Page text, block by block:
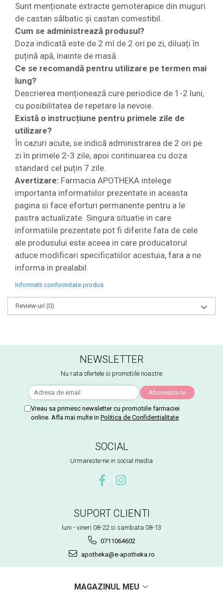
Sunt menționate extracte gemoterapice din muguri
de castan sălbatic și castan comestibil.
Cum se administrează produsul?
Doza indicată este de 2 ml de 2 ori pe zi, diluați în
puțină apă, înainte de masă.
Ce se recomandă pentru utilizare pe termen mai
lung?
Descrierea menționează cure periodice de 1-2 luni,
cu posibilitatea de repetare la nevoie.
Există o instrucțiune pentru primele zile de
utilizare?
În cazuri acute, se indică administrarea de 2 ori pe
zi în primele 2-3 zile, apoi continuarea cu doza
standard cel puțin 7 zile.
Avertizare: Farmacia APOTHEKA intelege
importanta informatiilor prezentate in aceasta
pagina si face eforturi permanente pentru a le
pastra actualizate. Singura situatie in care
informatiile prezentate pot fi diferite fata de cele
ale produsului este aceea in care producatorul
aduce modificari specificatiilor acestuia, fara a ne
informa in prealabil.
Informatii conformitate produs
Review-uri (0)
NEWSLETTER
Nu rata ofertele si promotiile noastre
Vreau sa primesc newsletter cu promotiile farmaciei
online. Afla mai multe in Politica de Confidentialitate
SOCIAL
Urmareste-ne in social media
SUPORT CLIENTI
luni - vineri 08-22 si sambata 08-13
0711064602
apotheka@e-apotheka.ro
MAGAZINUL MEU